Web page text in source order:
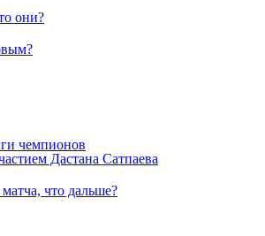
они?
чемпионов
Дастана Сатпаева
что дальше?